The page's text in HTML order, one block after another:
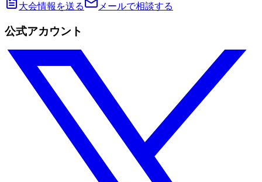
大会情報を送る
メールで相談する
公式アカウント